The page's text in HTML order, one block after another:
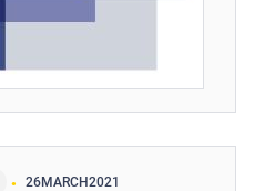
26MARCH2021